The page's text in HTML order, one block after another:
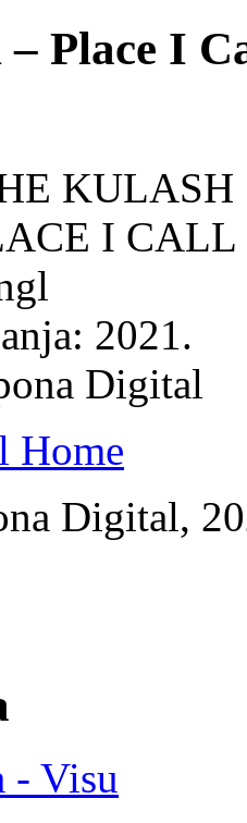
Place I
KULASH
I
2021.
Digital
Home
Digital,
- Visu